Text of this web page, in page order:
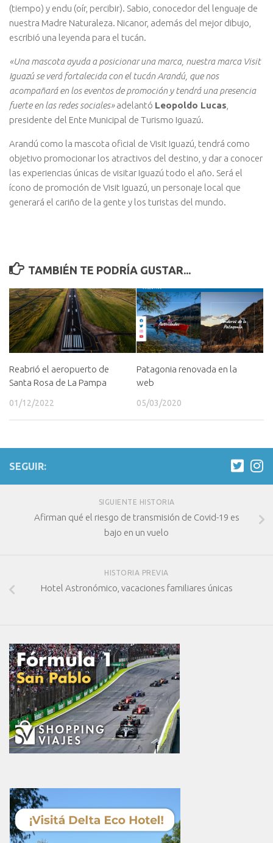
(tiempo) y endu (oír, percibir). Sabio, conocedor del lenguaje de
nuestra Madre Naturaleza. Nicanor, además del mejor dibujo,
escribió una leyenda para el tucán.
«Una mascota ayuda a posicionar una marca, nuestra marca Visit
Iguazú se verá fortalecida con el tucán Arandú, que nos
acompañará en los eventos de promoción y tendrá una presencia
fuerte en las redes sociales»adelantó Leopoldo Lucas
presidente del Ente Municipal de Turismo Iguazú.
Arandú como la mascota oficial de Visit Iguazú, tendrá como
objetivo promocionar los atractivos del destino, y dar a conocer
las experiencias únicas de visitar Iguazú todo el año. Será el
ícono de promoción de Visit Iguazú, un personaje local que
generará el cariño de la gente y los turistas del mundo.
TAMBIÉN TE PODRÍA GUSTAR...
Reabrió el aeropuerto de
Santa Rosa de La Pampa
01/12/2022
Patagonia renovada en la
web
05/03/2020
SEGUIR:
SIGUIENTE HISTORIA
Afirman qué el riesgo de transmisión de Covid-19 es
bajo en un vuelo
HISTORIA PREVIA
Hotel Astronómico, vacaciones familiares únicas